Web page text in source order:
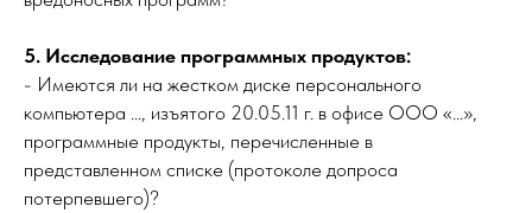
5. Исследование программных продуктов:
- Имеются ли на жестком диске персонального
компьютера ..., изъятого 20.05.11 г. в офисе ООО «...»,
программные продукты, перечисленные в
представленном списке (протоколе допроса
потерпевшего)?